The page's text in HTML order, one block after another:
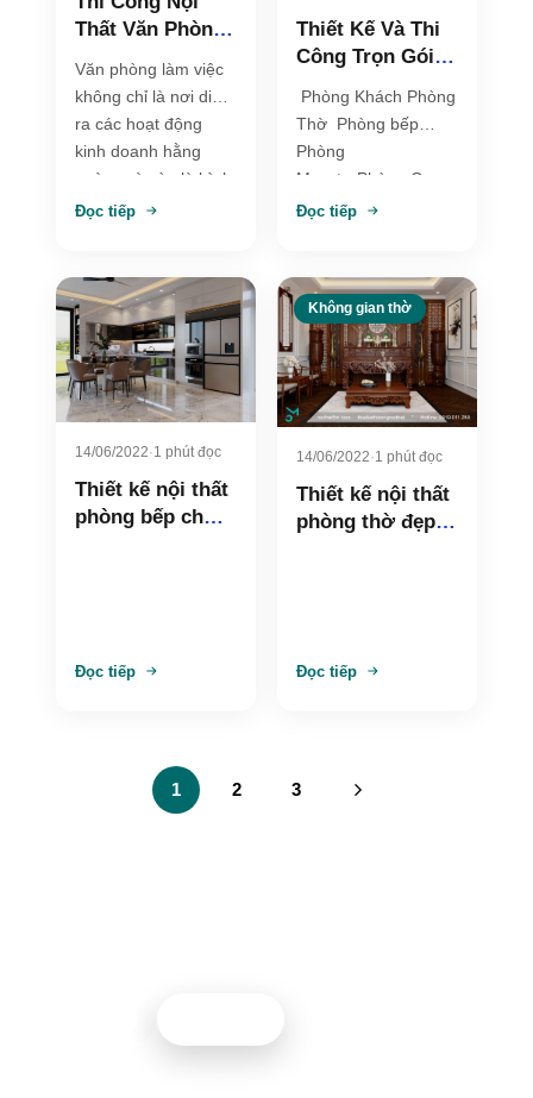
Thất Văn Phòng
Nghiệp, Hiện Đại
Và Tối Ưu Chi
Văn phòng làm việc
không chỉ là nơi diễn
ra các hoạt động
kinh doanh hằng
ngày, mà còn là hình
ảnh…
Đọc tiếp
Thiết Kế Và Thi
Công Trọn Gói
hiện đại – Chị
Phòng Khách Phòng
Thờ Phòng bếp
Phòng
MassterPhòng Con
Gái Phòng Con Trai
Đọc tiếp
14/06/2022·1 phút đọc
Thiết kế nội thất
phòng bếp chữ L
Đọc tiếp
Không gian thờ
14/06/2022·1 phút đọc
Thiết kế nội thất
phòng thờ đẹp
Đọc tiếp
1 2 3